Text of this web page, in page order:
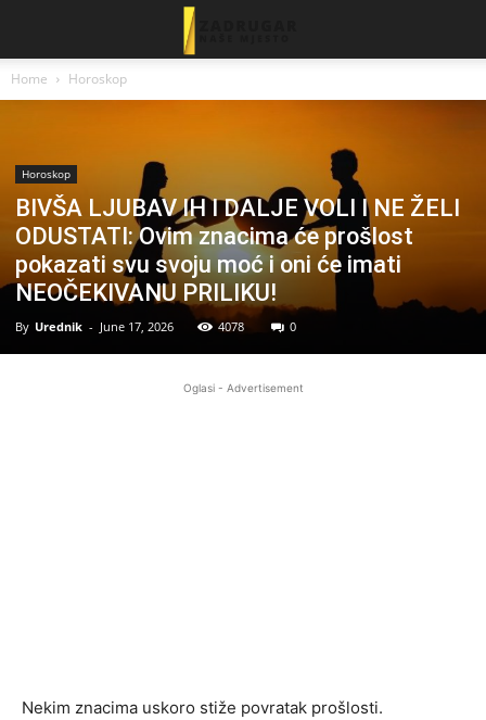
Home Horoskop
Horoskop
BIVŠA LJUBAV IH I DALJE VOLI I NE ŽELI
ODUSTATI: Ovim znacima će prošlost
pokazati svu svoju moć i oni će imati
NEOČEKIVANU PRILIKU!
By Urednik - June 17, 2026 4078 0
Oglasi - Advertisement
Nekim znacima uskoro stiže povratak prošlosti.